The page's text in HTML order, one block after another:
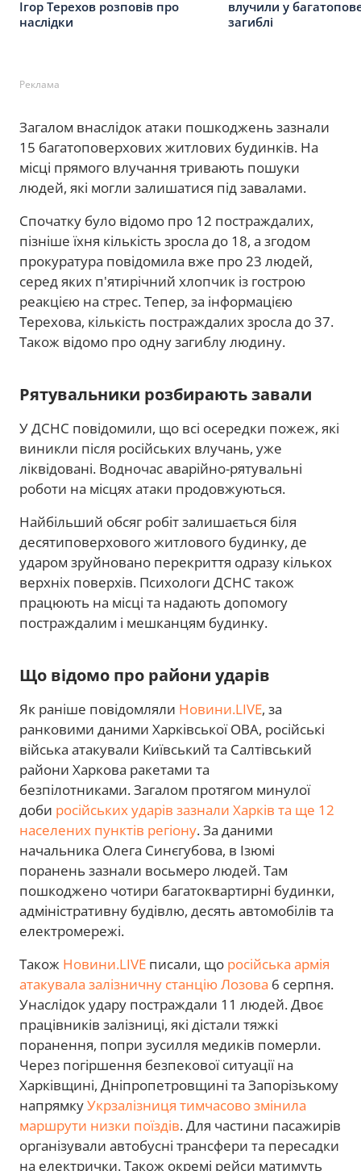
Ігор Терехов розповів про
наслідки
влучили у
загиблі
Реклама
Загалом внаслідок атаки пошкоджень зазнали
15 багатоповерхових житлових будинків. На
місці прямого влучання тривають пошуки
людей, які могли залишатися під завалами.
Спочатку було відомо про 12 постраждалих,
пізніше їхня кількість зросла до 18, а згодом
прокуратура повідомила вже про 23 людей,
серед яких п'ятирічний хлопчик із гострою
реакцією на стрес. Тепер, за інформацією
Терехова, кількість постраждалих зросла до 37.
Також відомо про одну загиблу людину.
Рятувальники розбирають завали
У ДСНС повідомили, що всі осередки пожеж, які
виникли після російських влучань, уже
ліквідовані. Водночас аварійно-рятувальні
роботи на місцях атаки продовжуються.
Найбільший обсяг робіт залишається біля
десятиповерхового житлового будинку, де
ударом зруйновано перекриття одразу кількох
верхніх поверхів. Психологи ДСНС також
працюють на місці та надають допомогу
постраждалим і мешканцям будинку.
Що відомо про райони ударів
Як раніше повідомляли Новини.LIVE, за
ранковими даними Харківської ОВА, російські
війська атакували Київський та Салтівський
райони Харкова ракетами та
безпілотниками. Загалом протягом минулої
доби російських ударів зазнали Харків та ще 12
населених пунктів регіону. За даними
начальника Олега Синєгубова, в Ізюмі
поранень зазнали восьмеро людей. Там
пошкоджено чотири багатоквартирні будинки,
адміністративну будівлю, десять автомобілів та
електромережі.
Також Новини.LIVE писали, що російська армія
атакувала залізничну станцію Лозова 6 серпня.
Унаслідок удару постраждали 11 людей. Двоє
працівників залізниці, які дістали тяжкі
поранення, попри зусилля медиків померли.
Через погіршення безпекової ситуації на
Харківщині, Дніпропетровщині та Запорізькому
напрямкуУкрзалізниця тимчасово змінила
маршрути низки поїздів. Для частини пасажирів
організували автобусні трансфери та пересадки
на електрички. Також окремі рейси матимуть